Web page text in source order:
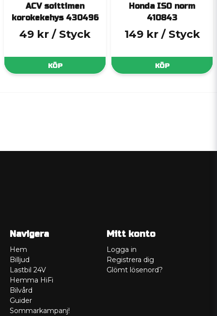
ACV soittimen
korokekehys 430496
49 kr / Styck
KÖP
Honda ISO norm
410843
149 kr / Styck
KÖP
Navigera
Hem
Billjud
Lastbil 24V
Hemma HiFi
Bilvård
Guider
Sommarkampanj!
Mitt konto
Logga in
Registrera dig
Glömt lösenord?